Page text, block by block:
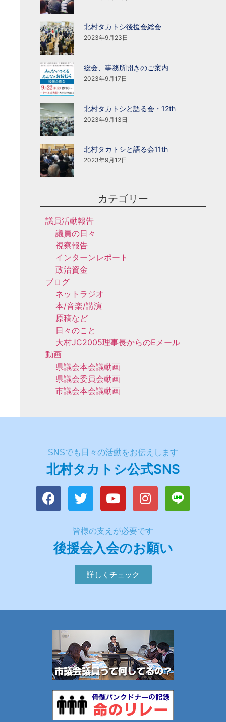
北村タカトシ後援会総会
2023年9月23日
総会、事務所開きのご案内
2023年9月17日
北村タカトシと語る会・12th
2023年9月13日
北村タカトシと語る会11th
2023年9月12日
カテゴリー
議員活動報告
議員の日々
視察報告
インターンレポート
政治資金
ブログ
ネットラジオ
本/音楽/講演
原稿など
日々のこと
大村JC2005理事長からのEメール
動画
県議会本会議動画
県議会委員会動画
市議会本会議動画
北村タカトシ公式SNS
SNSでも日々の活動をお伝えします
後援会入会のお願い
皆様の支えが必要です
詳しくチェック